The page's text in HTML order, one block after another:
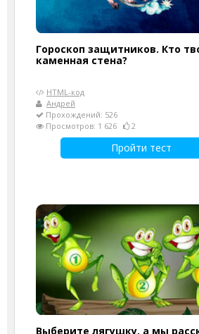
Гороскоп защитников. Кто
каменная стена?
HTML-код
Андрей
Прохождений: 526
Просмотров: 1 626
2
Пройти тест
Выберите лягушку, а мы